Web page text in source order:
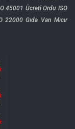
45001 Ücreti Ordu ISO
22000 Gıda Van Mıcır